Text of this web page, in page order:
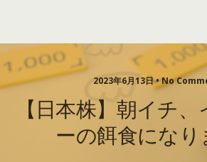
2023年6月13日 • No
【日本株】朝イチ
ーの餌食になり